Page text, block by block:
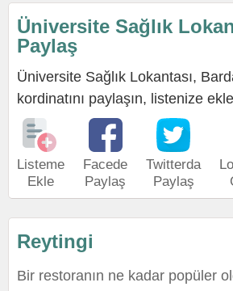
Üniversite Sağlık
Paylaş
Üniversite Sağlık Lokantası,
kordinatını paylaşın, listenize
Listeme
Ekle
Facede
Paylaş
Twitterda
Paylaş
Reytingi
Bir restoranın ne kadar popüler